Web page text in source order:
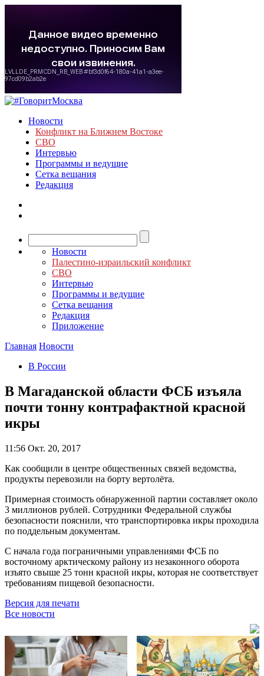
Новости
Конфликт на Ближнем Востоке
СВО
Интервью
Программы и ведущие
Сетка вещания
Редакция
Новости
Палестино-израильский конфликт
СВО
Интервью
Программы и ведущие
Сетка вещания
Редакция
Приложение
Главная Новости
В России
В Магаданской области ФСБ изъяла
почти тонну контрафактной красной
икры
11:56 Окт. 20, 2017
Как сообщили в центре общественных связей ведомства,
продукты перевозили на борту вертолёта.
Примерная стоимость обнаруженной партии составляет около
3 миллионов рублей. Сотрудники Федеральной службы
безопасности пояснили, что транспортировка икры проходила
по поддельным документам.
С начала года пограничными управлениями ФСБ по
восточному арктическому району из незаконного оборота
изъято свыше 25 тонн красной икры, которая не соответствует
требованиям пищевой безопасности.
Версия для печати
Все новости